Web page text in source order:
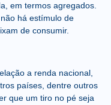
em termos agregados.
há estímulo de
de consumir.
a renda nacional,
países, dentre outros
que um tiro no pé seja